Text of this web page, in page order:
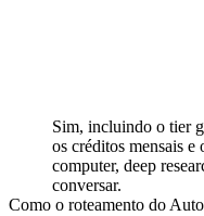
Sim, incluindo o tier
os créditos mensais e
computer, deep
conversar.
Como o roteamento do